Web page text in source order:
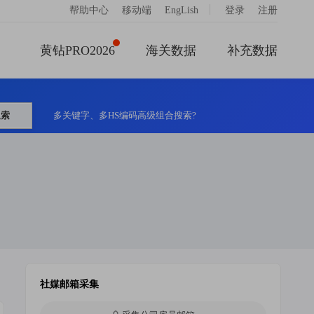
帮助中心 移动端 EngLish 登录 注册
黄钻PRO2026 海关数据 补充数据
多关键字、多HS编码高级组合搜索?
社媒邮箱采集